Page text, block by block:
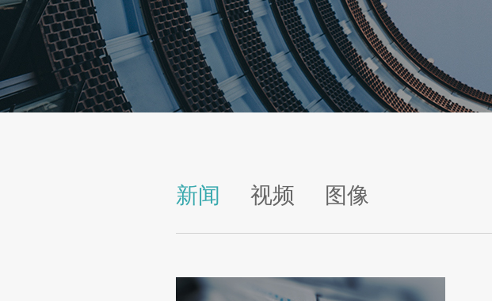
新闻 视频 图像